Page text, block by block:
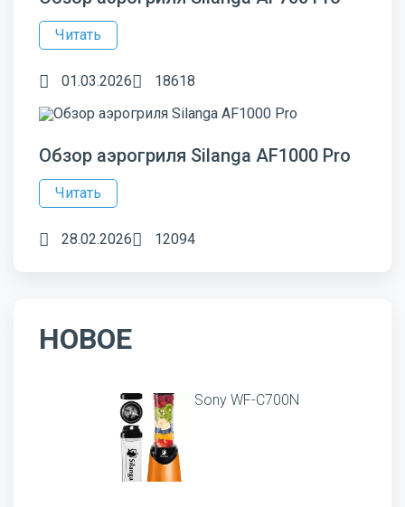
Читать
01.03.2026 18618
Обзор аэрогриля Silanga AF1000 Pro
Читать
28.02.2026 12094
НОВОЕ
Sony WF-C700N